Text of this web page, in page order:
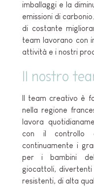
imballaggi e la
emissioni di
di costante
team lavorano con
attività e i nostri
Il nostro
Il team creativo è
nella regione
lavora
con il controllo
continuamente i
per i bambini
giocattoli,
resistenti, di alta